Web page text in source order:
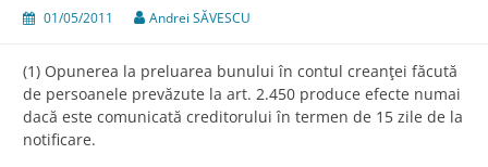
01/05/2011 Andrei SĂVESCU
(1) Opunerea la preluarea bunului în contul creanţei făcută
de persoanele prevăzute la art. 2.450 produce efecte numai
dacă este comunicată creditorului în termen de 15 zile de la
notificare.